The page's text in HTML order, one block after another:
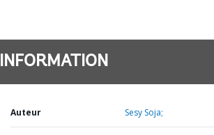
INFORMATION
Auteur Sesy Soja;